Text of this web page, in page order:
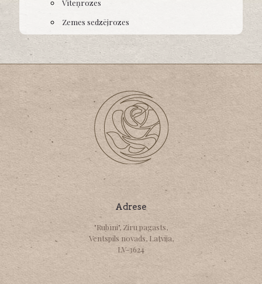
Vīteņrozes
Zemes sedzējrozes
Adrese
"Rubīni", Ziru pagasts,
Ventspils novads, Latvija,
LV-3624